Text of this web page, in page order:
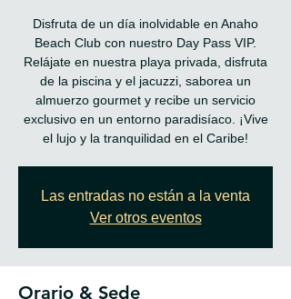
Disfruta de un día inolvidable en Anaho
Beach Club con nuestro Day Pass VIP.
Relájate en nuestra playa privada, disfruta
de la piscina y el jacuzzi, saborea un
almuerzo gourmet y recibe un servicio
exclusivo en un entorno paradisíaco. ¡Vive
Las entradas no están a la venta
Ver otros eventos
Orario & Sede